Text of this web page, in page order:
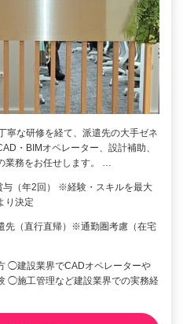
寧な研修を経て、派遣先の大手ゼネ
・BIMオペレーター、設計補助、
業務をお任せします。 …
与（年2回） ※経験・スキルを最大
り決定
先（直行直帰）※通勤圏考慮（在宅
◯建設業界でCADオペレーターや
◯施工管理など建設業界での実務経